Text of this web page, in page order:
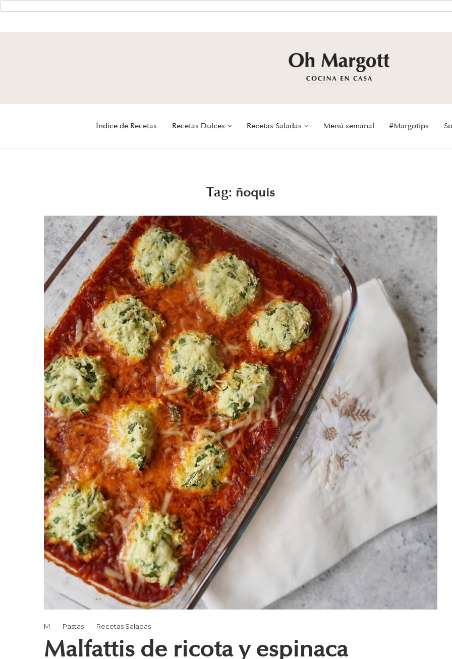
Índice de Recetas Recetas Dulces Recetas Saladas Menú semanal #Margotips
Tag: ñoquis
M Pastas Recetas Saladas
Malfattis de ricota y espinaca